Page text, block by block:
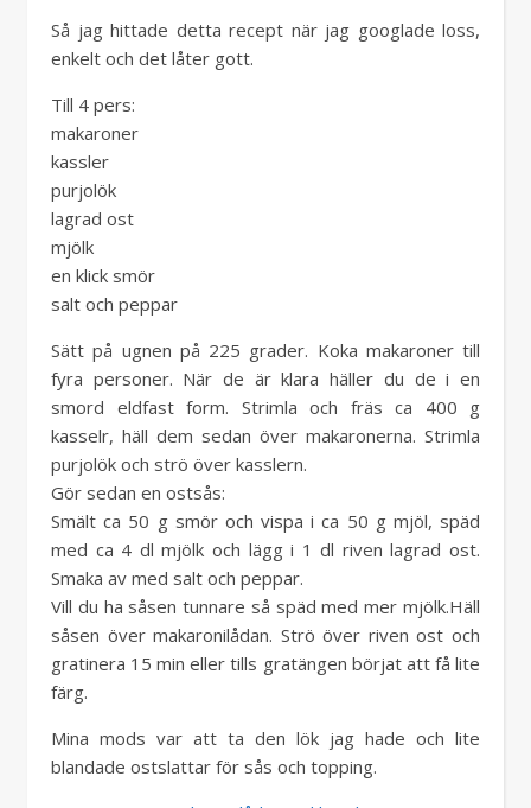
Så jag hittade detta recept när jag googlade loss,
enkelt och det låter gott.
Till 4 pers:
makaroner
kassler
purjolök
lagrad ost
mjölk
en klick smör
salt och peppar
Sätt på ugnen på 225 grader. Koka makaroner till
fyra personer. När de är klara häller du de i en
smord eldfast form. Strimla och fräs ca 400 g
kasselr, häll dem sedan över makaronerna. Strimla
purjolök och strö över kasslern.
Gör sedan en ostsås:
Smält ca 50 g smör och vispa i ca 50 g mjöl, späd
med ca 4 dl mjölk och lägg i 1 dl riven lagrad ost.
Smaka av med salt och peppar.
Vill du ha såsen tunnare så späd med mer mjölk.Häll
såsen över makaronilådan. Strö över riven ost och
gratinera 15 min eller tills gratängen börjat att få lite
färg.
Mina mods var att ta den lök jag hade och lite
blandade ostslattar för sås och topping.